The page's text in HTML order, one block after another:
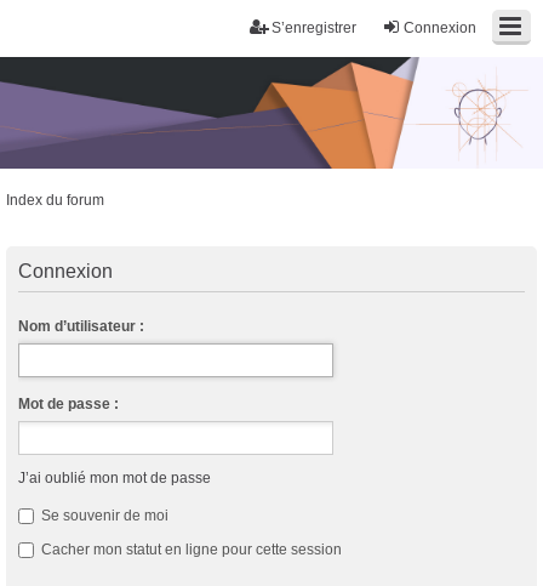
Connexion
S’enregistrer
Index du forum
Connexion
Nom d’utilisateur :
Mot de passe :
J’ai oublié mon mot de passe
Se souvenir de moi
Cacher mon statut en ligne pour cette session